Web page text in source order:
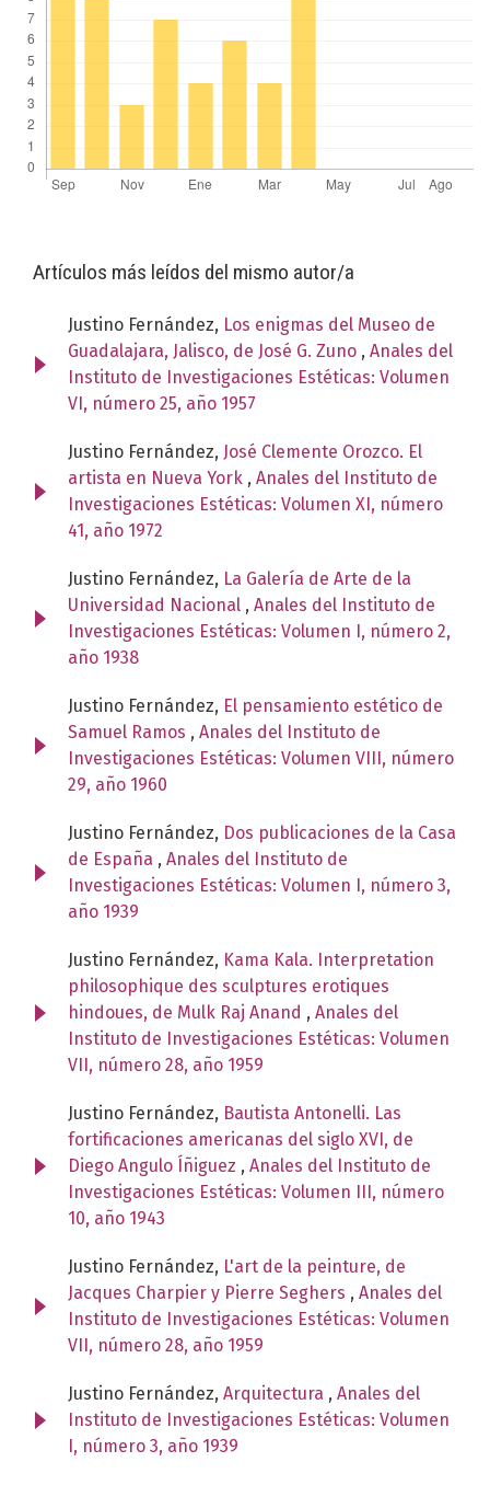
Artículos más leídos del mismo autor/a
Justino Fernández, Los enigmas del Museo de
Guadalajara, Jalisco, de José G. Zuno , Anales del
Instituto de Investigaciones Estéticas: Volumen
VI, número 25, año 1957
Justino Fernández, José Clemente Orozco. El
artista en Nueva York , Anales del Instituto de
Investigaciones Estéticas: Volumen XI, número
41, año 1972
Justino Fernández, La Galería de Arte de la
Universidad Nacional , Anales del Instituto de
Investigaciones Estéticas: Volumen I, número 2,
año 1938
Justino Fernández, El pensamiento estético de
Samuel Ramos , Anales del Instituto de
Investigaciones Estéticas: Volumen VIII, número
29, año 1960
Justino Fernández, Dos publicaciones de la Casa
de España , Anales del Instituto de
Investigaciones Estéticas: Volumen I, número 3,
año 1939
Justino Fernández, Kama Kala. Interpretation
philosophique des sculptures erotiques
hindoues, de Mulk Raj Anand , Anales del
Instituto de Investigaciones Estéticas: Volumen
VII, número 28, año 1959
Justino Fernández, Bautista Antonelli. Las
fortificaciones americanas del siglo XVI, de
Diego Angulo Íñiguez , Anales del Instituto de
Investigaciones Estéticas: Volumen III, número
10, año 1943
Justino Fernández, L'art de la peinture, de
Jacques Charpier y Pierre Seghers , Anales del
Instituto de Investigaciones Estéticas: Volumen
VII, número 28, año 1959
Justino Fernández, Arquitectura , Anales del
Instituto de Investigaciones Estéticas: Volumen
I, número 3, año 1939